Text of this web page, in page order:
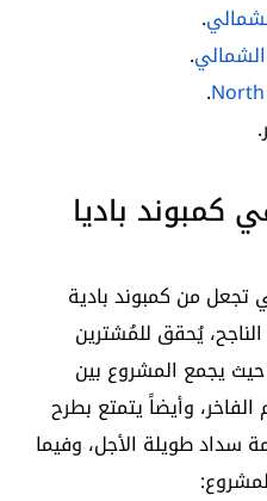
.
.
.
كمبوند باديا
تجعل من كمبوند بادية
يُحقق للمُشترين
حيث يجمع المشروع بين
وأيضاً يتمتع بطرح
سداد طويلة الأجل، وفيما